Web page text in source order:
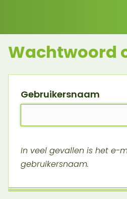
Wachtwoord
Gebruikersnaam
In veel gevallen is het e-
gebruikersnaam.